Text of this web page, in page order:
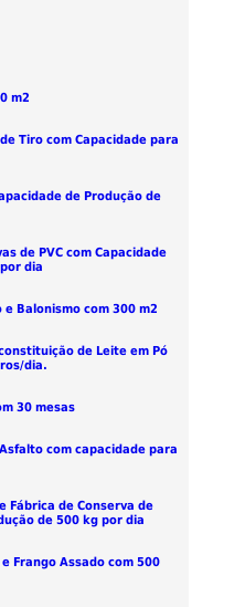
m2
Tiro com Capacidade para
de Produção de
de PVC com Capacidade
dia
Balonismo com 300 m2
de Leite em Pó
dia.
30 mesas
com capacidade para
Fábrica de Conserva de
de 500 kg por dia
Frango Assado com 500